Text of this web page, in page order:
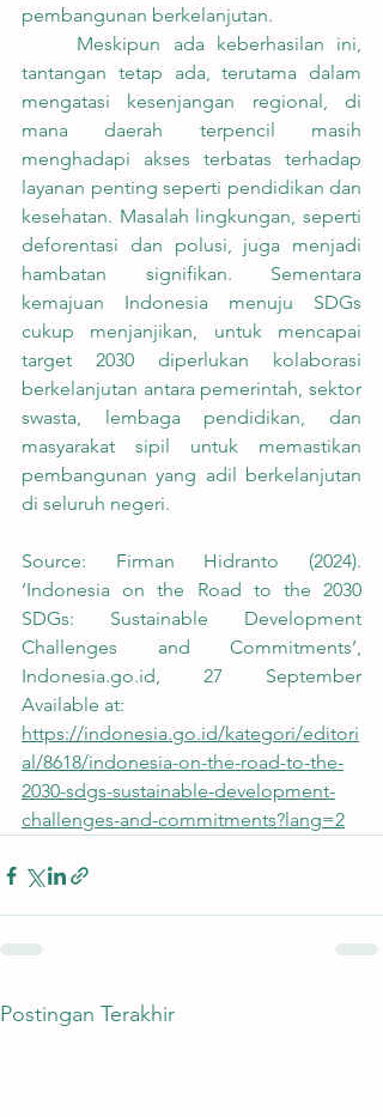
pembangunan berkelanjutan.
tantangan tetap ada, terutama dalam
mengatasi kesenjangan regional, di
mana daerah terpencil masih
menghadapi akses terbatas terhadap
layanan penting seperti pendidikan dan
kesehatan. Masalah lingkungan, seperti
deforentasi dan polusi, juga menjadi
hambatan signifikan. Sementara
kemajuan Indonesia menuju SDGs
cukup menjanjikan, untuk mencapai
target 2030 diperlukan kolaborasi
berkelanjutan antara pemerintah, sektor
swasta, lembaga pendidikan, dan
masyarakat sipil untuk memastikan
pembangunan yang adil berkelanjutan
di seluruh negeri.
Source: Firman Hidranto (2024).
‘Indonesia on the Road to the 2030
SDGs: Sustainable Development
Challenges and Commitments’,
Indonesia.go.id, 27 September
Available at:
https://indonesia.go.id/kategori/editori
al/8618/indonesia-on-the-road-to-the-
2030-sdgs-sustainable-development-
challenges-and-commitments?lang=2
Postingan Terakhir